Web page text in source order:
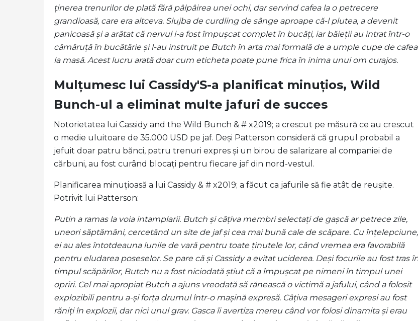
ținerea trenurilor de plată fără pâlpâirea unei ochi, dar servind cafea la o petrecere
grandioasă, care era altceva. Slujba de curdling de sânge aproape că-l plutea, a devenit
panicoasă și a arătat că nervul i-a fost împușcat complet în bucăți, iar băieții au intrat într-o
cămăruță în bucătărie și l-au instruit pe Butch în arta mai formală de a umple cupe de cafea
la masă. Acest lucru arată doar cum eticheta poate pune frica în inima unui om curajos.
Mulțumesc lui Cassidy'S-a planificat minuțios, Wild
Bunch-ul a eliminat multe jafuri de succes
Notorietatea lui Cassidy and the Wild Bunch & # x2019; a crescut pe măsură ce au crescut
o medie uluitoare de 35.000 USD pe jaf. Deși Patterson consideră că grupul probabil a
jefuit doar patru bănci, patru trenuri expres și un birou de salarizare al companiei de
cărbuni, au fost curând blocați pentru fiecare jaf din nord-vestul.
Planificarea minuțioasă a lui Cassidy & # x2019; a făcut ca jafurile să fie atât de reușite.
Potrivit lui Patterson:
Putin a ramas la voia intamplarii. Butch și câțiva membri selectați de gașcă ar petrece zile,
uneori săptămâni, cercetând un site de jaf și cea mai bună cale de scăpare. Cu înțelepciune,
ei au ales întotdeauna lunile de vară pentru toate ținutele lor, când vremea era favorabilă
pentru eludarea poseselor. Se pare că și Cassidy a evitat uciderea. Deși focurile au fost tras
timpul scăpărilor, Butch nu a fost niciodată știut că a împușcat pe nimeni în timpul unei
opriri. Cel mai apropiat Butch a ajuns vreodată să rănească o victimă a jafului, când a folosit
explozibili pentru a-și forța drumul într-o mașină expresă. Câțiva mesageri expresi au fost
răniți în explozii, dar nici unul grav. Gasca îi avertiza mereu când vor folosi dinamita și erau